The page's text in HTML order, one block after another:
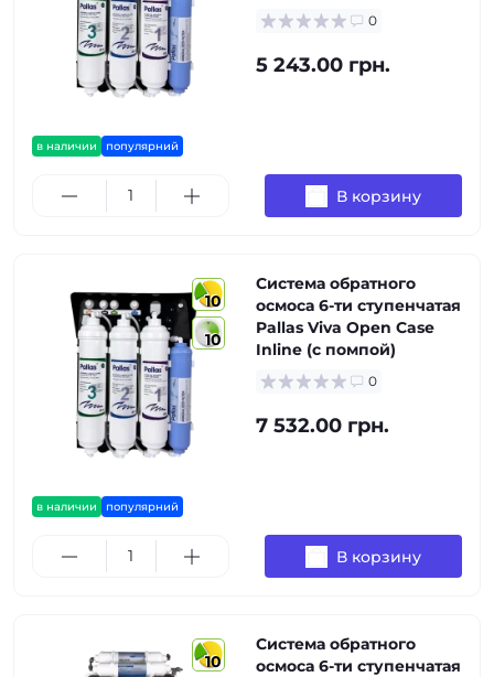
в наличии популярний
0
5 243.00 грн.
В корзину
10
10
в наличии популярний
Система обратного
осмоса 6-ти ступенчатая
Pallas Viva Open Case
Inline (с помпой)
0
7 532.00 грн.
В корзину
10
Система обратного
осмоса 6-ти ступенчатая